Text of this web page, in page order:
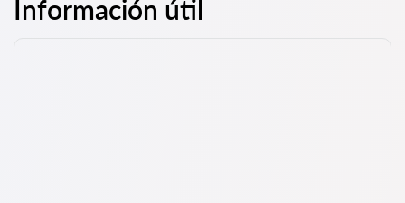
Información útil